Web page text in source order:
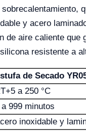
y acero
de aire caliente que
resistente a
de Secado
a 250 °C
999 minutos
inoxidable y